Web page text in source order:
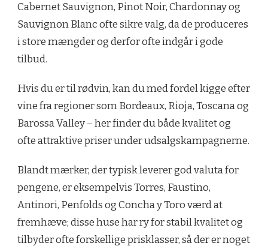
Cabernet Sauvignon, Pinot Noir, Chardonnay og
Sauvignon Blanc ofte sikre valg, da de produceres
i store mængder og derfor ofte indgår i gode
tilbud.
Hvis du er til rødvin, kan du med fordel kigge efter
vine fra regioner som Bordeaux, Rioja, Toscana og
Barossa Valley – her finder du både kvalitet og
ofte attraktive priser under udsalgskampagnerne.
Blandt mærker, der typisk leverer god valuta for
pengene, er eksempelvis Torres, Faustino,
Antinori, Penfolds og Concha y Toro værd at
fremhæve; disse huse har ry for stabil kvalitet og
tilbyder ofte forskellige prisklasser, så der er noget